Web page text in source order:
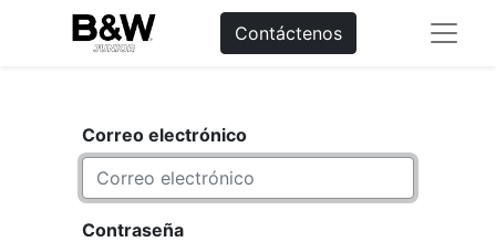
Contáctenos
Correo electrónico
Contraseña